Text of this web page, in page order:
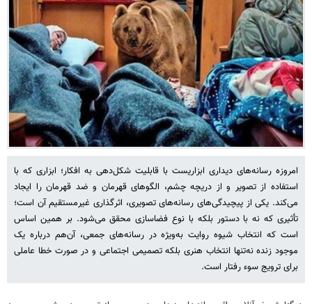
امروزه رسانه‌های دیداری ابزاریست با قابلیت شکل‌دهی به افکار؛ ابزاری که با
استفاده از تصویر و از دریچه چشم، الگوهای قهرمان و ضد قهرمان را ایجاد
می‌کند. یکی از پیچیدگی‌های رسانه‌های تصویری، اثرگذاری غیرمستقیم آن‌ است؛
تأثیری که نه با دستور بلکه با نوع فضاسازی محقق می‌شود. بر همین اساس
است که انتخاب شیوه روایت به‌ویژه در رسانه‌های جمعی، آن‌هم درباره یک
موجود زنده نه‌تنها انتخاب هنری بلکه تصمیمی اجتماعی و در صورت خطا عاملی
برای ترویج سوء رفتار است.